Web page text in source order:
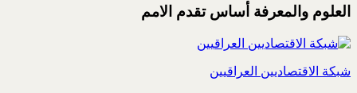
العلوم والمعرفة أساس تقدم الامم
شبكة الاقتصاديين العراقيين